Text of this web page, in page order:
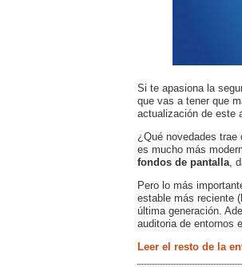
Si te apasiona la
que vas a tener que
actualización de este
¿Qué novedades
es mucho más
fondos de pantalla ,
Pero lo más
estable más reciente
última generación.
auditoria de entornos
Leer el resto de la